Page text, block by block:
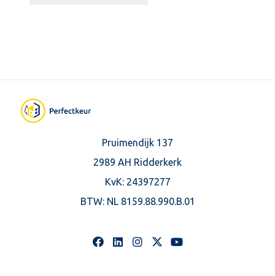
Pruimendijk 137
2989 AH Ridderkerk
KvK: 24397277
BTW: NL 8159.88.990.B.01